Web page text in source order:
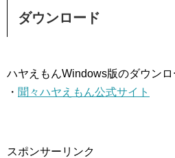
ダウンロード
ハヤえもんWindows版のダウンロ
・ 聞々ハヤえもん公式サイト
スポンサーリンク